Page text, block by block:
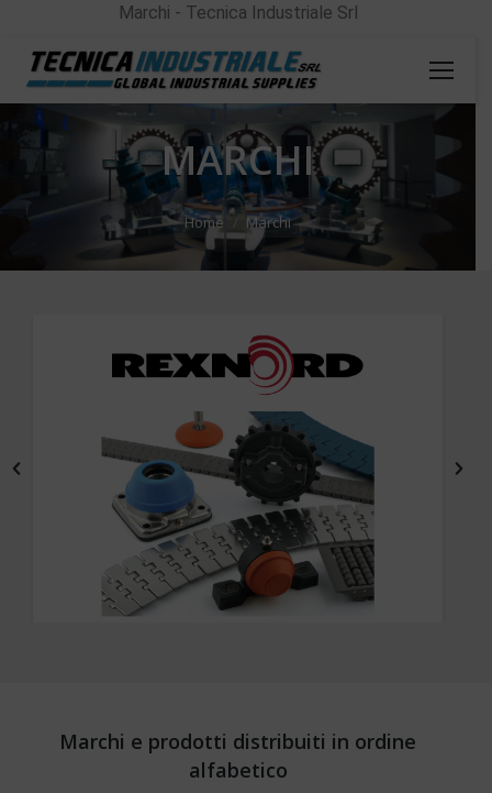
Marchi - Tecnica Industriale Srl
MARCHI
You are here:
Home Marchi
Marchi e prodotti distribuiti in ordine
alfabetico